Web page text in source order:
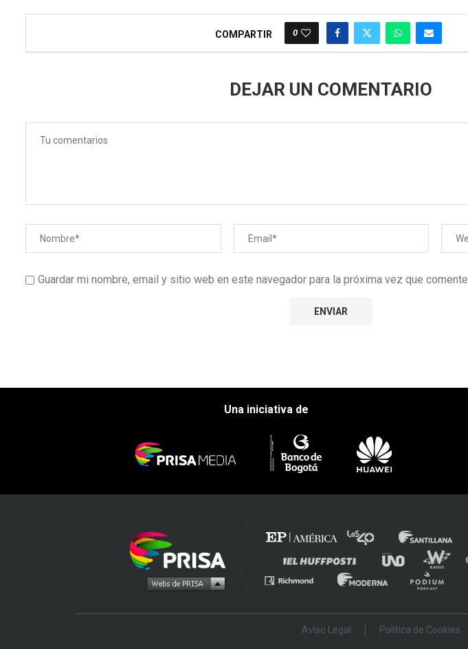
COMPARTIR 0
DEJAR UN COMENTARIO
Guardar mi nombre, email y sitio web en este navegador para la próxima vez que comente
Una iniciativa de
Aviso Legal Política de Cookies